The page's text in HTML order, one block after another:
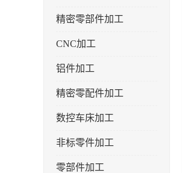
精密零部件加工
CNC加工
铝件加工
精密零配件加工
数控车床加工
非标零件加工
零部件加工